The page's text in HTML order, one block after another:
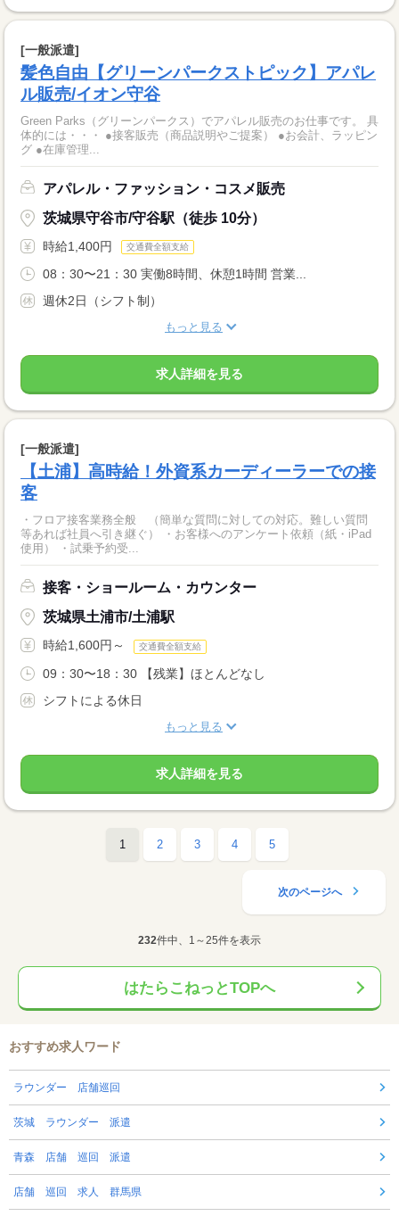
[一般派遣]
髪色自由【グリーンパークストピック】アパレ
ル販売/イオン守谷
Green Parks（グリーンパークス）でアパレル販売のお仕事です。 具
体的には・・・ ●接客販売（商品説明やご提案） ●お会計、ラッピン
グ ●在庫管理...
アパレル・ファッション・コスメ販売
茨城県守谷市/守谷駅（徒歩 10分）
時給1,400円 交通費全額支給
08：30〜21：30 実働8時間、休憩1時間 営業...
週休2日（シフト制）
もっと見る
求人詳細を見る
[一般派遣]
【土浦】高時給！外資系カーディーラーでの接
客
・フロア接客業務全般 （簡単な質問に対しての対応。難しい質問
等あれば社員へ引き継ぐ） ・お客様へのアンケート依頼（紙・iPad
使用） ・試乗予約受...
接客・ショールーム・カウンター
茨城県土浦市/土浦駅
時給1,600円～ 交通費全額支給
09：30〜18：30 【残業】ほとんどなし
シフトによる休日
もっと見る
求人詳細を見る
1 2 3 4 5
次のページへ
232件中、1～25件を表示
はたらこねっとTOPへ
おすすめ求人ワード
ラウンダー 店舗巡回
茨城 ラウンダー 派遣
青森 店舗 巡回 派遣
店舗 巡回 求人 群馬県